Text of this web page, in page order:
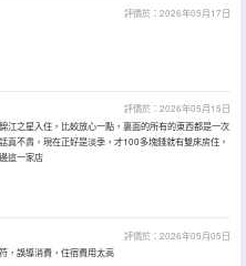
評價於：2026年05月17日
評價於：2026年05月15日
江之星入住，比較放心一點，裏面的所有的東西都是一次
真不貴，現在正好是淡季，才100多塊錢就有雙床房住，
這一家店
評價於：2026年05月05日
，誤導消費，住宿費用太高